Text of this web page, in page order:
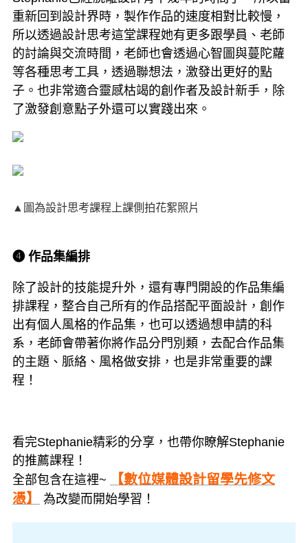
重新回到設計界時，製作作品的速度相對比較慢，
所以透過設計思考這堂課程她有更多跟學員、老師
的討論與交流時間，老師也會透過心智圖與蔓陀蘿
等各種思考工具，透過聯想法，激發出更好的點
子。也非常適合靈感枯竭的創作者及設計新手，除
了激發創意點子外還可以實踐出來。
▲圖為設計思考課程上課側拍花絮照片
➍ 作品集編排
除了設計的技能提升外，還有專門開設的作品集編
排課程，整合自己所有的作品搭配平面設計，創作
出有個人風格的作品集，也可以透過想申請的科
系，老師會帶著你將作品分門別類，去配合作品集
的主題、脈絡、風格做安排，也是非常重要的課
程！
看完Stephanie精彩的分享，也帶你瞭解Stephanie
的推薦課程！
全部包含在這裡~
【數位媒體設計留學先修文
憑】
為改變而開始學習！